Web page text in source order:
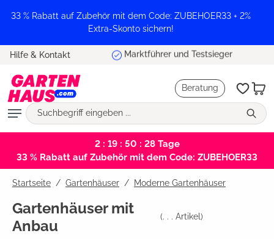
springen
33 % Rabatt auf Zubehör mit dem Code: ZUBEHOER33 + 2%
Extra-Skonto sichern!
Hilfe & Kontakt Marktführer und Testsieger
Beratung
2 : 19 : 50 : 27Tage
33 % Rabatt auf Zubehör mit dem Code: ZUBEHOER33
Startseite Gartenhäuser / Moderne Gartenhäuser
Gartenhäuser mit
Anbau
(. . . Artikel)